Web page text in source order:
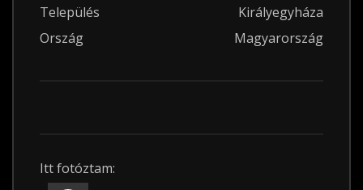
Település
Királyegyháza
Ország
Magyarország
Itt fotóztam: